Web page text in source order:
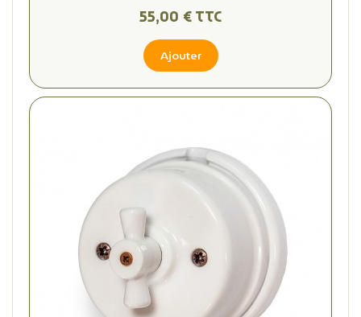
55,00 € TTC
Ajouter